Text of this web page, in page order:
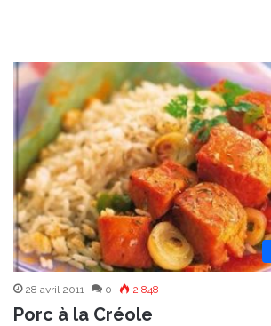
28 avril 2011 0 2 848
Porc à la Créole